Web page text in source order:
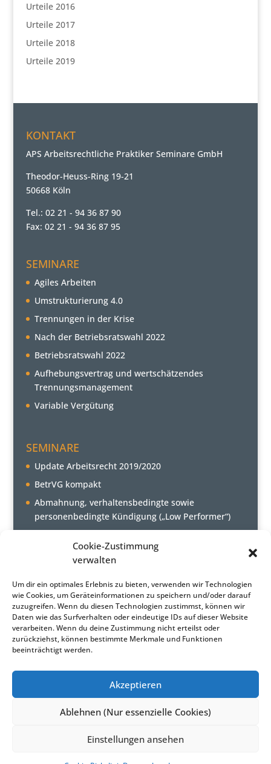
Cookie-Zustimmung
verwalten
Um dir ein optimales Erlebnis zu bieten, verwenden wir Technologien
wie Cookies, um Geräteinformationen zu speichern und/oder darauf
zuzugreifen. Wenn du diesen Technologien zustimmst, können wir
Daten wie das Surfverhalten oder eindeutige IDs auf dieser Website
verarbeiten. Wenn du deine Zustimmung nicht erteilst oder
zurückziehst, können bestimmte Merkmale und Funktionen
beeinträchtigt werden.
Akzeptieren
Ablehnen (Nur essenzielle Cookies)
Einstellungen ansehen
Urteile 2016
Urteile 2017
Urteile 2018
Urteile 2019
KONTAKT
APS Arbeitsrechtliche Praktiker Seminare GmbH
Theodor-Heuss-Ring 19-21
50668 Köln
Tel.: 02 21 - 94 36 87 90
Fax: 02 21 - 94 36 87 95
SEMINARE
Agiles Arbeiten
Umstrukturierung 4.0
Trennungen in der Krise
Nach der Betriebsratswahl 2022
Betriebsratswahl 2022
Aufhebungsvertrag und wertschätzendes
Trennungsmanagement
Variable Vergütung
SEMINARE
Update Arbeitsrecht 2019/2020
BetrVG kompakt
Abmahnung, verhaltensbedingte sowie
personenbedingte Kündigung („Low Performer“)
AKTUELLE NEWS
Heimarbeit – Verdienstsicherung und
Urlaubsabgeltung
Portrait
Seminare
Inhouse-Seminare
News Archiv
Kontakt
Links